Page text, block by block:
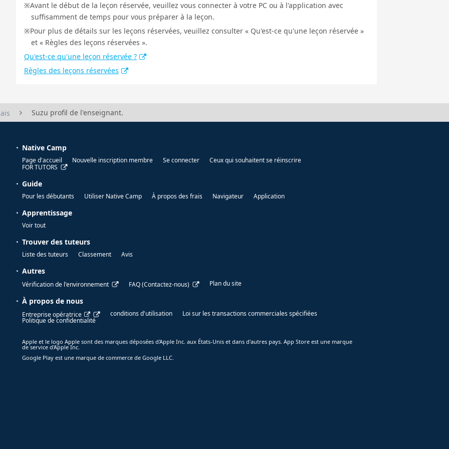
Avant le début de la leçon réservée, veuillez vous connecter à votre PC ou à l'application avec
suffisamment de temps pour vous préparer à la leçon.
Pour plus de détails sur les leçons réservées, veuillez consulter « Qu'est-ce qu'une leçon réservée »
et « Règles des leçons réservées ».
Qu'est-ce qu'une leçon réservée ?
Règles des leçons réservées
Suzu profil de l'enseignant.
Native Camp
Page d'accueil Nouvelle inscription membre Se connecter
Ceux qui souhaitent se réinscrire
FOR TUTORS
Guide
Pour les débutants Utiliser Native Camp À propos des frais Navigateur Application
Apprentissage
Voir tout
Trouver des tuteurs
Liste des tuteurs Classement Avis
Autres
Vérification de l'environnement FAQ (Contactez-nous) Plan du site
À propos de nous
Entreprise opératrice conditions d'utilisation
Loi sur les transactions commerciales spécifiées
Politique de confidentialité
Apple et le logo Apple sont des marques déposées d'Apple Inc. aux États-Unis et dans d'autres pays. App Store est une marque
de service d'Apple Inc.
Google Play est une marque de commerce de Google LLC.